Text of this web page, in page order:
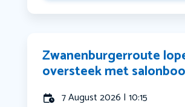
Zwanenburgerroute
oversteek met
7 August 2026 | 10:15